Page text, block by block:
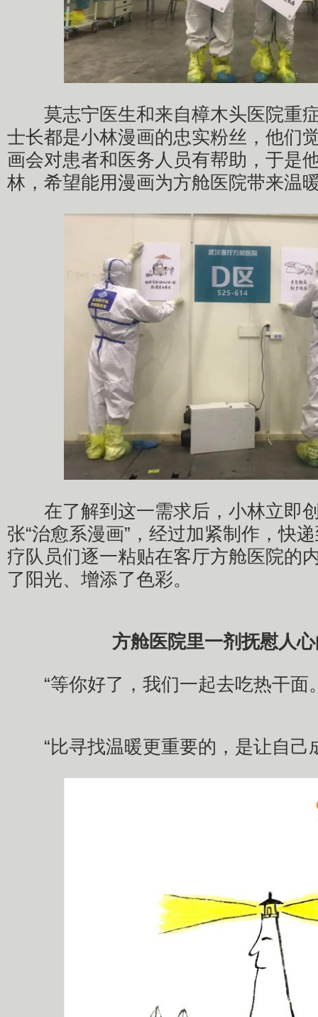
莫志宁医生和来自樟木头医院重
士长都是小林漫画的忠实粉丝，他们
画会对患者和医务人员有帮助，于是
林，希望能用漫画为方舱医院带来温
在了解到这一需求后，小林立即
张“治愈系漫画”，经过加紧制作，快
疗队员们逐一粘贴在客厅方舱医院的
了阳光、增添了色彩。
方舱医院里一剂抚慰人
“等你好了，我们一起去吃热干面
“比寻找温暖更重要的，是让自己